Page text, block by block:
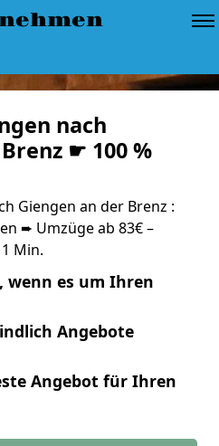
nach
☛ 100 %
Giengen an der Brenz :
➨ Umzüge ab 83€ –
Min.
wenn es um Ihren
Angebote
Angebot für Ihren